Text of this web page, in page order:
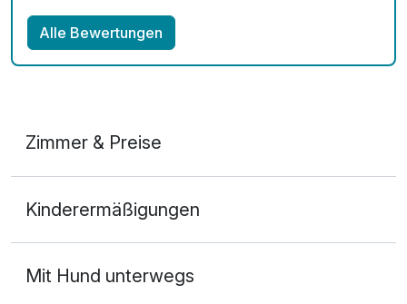
Alle Bewertungen
Zimmer & Preise
2 Erwachsene und 2 Kinder
Kinderermäßigungen
Mit Hund unterwegs